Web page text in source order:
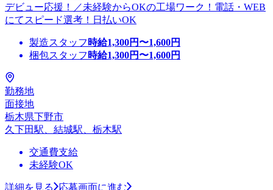
デビュー応援！／未経験からOKの工場ワーク！電話・WEB
にてスピード選考！日払いOK
製造スタッフ 時給1,300円〜1,600円
梱包スタッフ 時給1,300円〜1,600円
勤務地
面接地
栃木県下野市
久下田駅、結城駅、栃木駅
交通費支給
未経験OK
詳細を見る 応募画面に進む